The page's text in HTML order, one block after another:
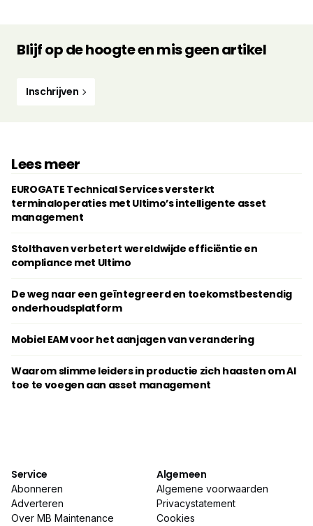
Blijf op de hoogte en mis geen artikel
Inschrijven
Lees meer
EUROGATE Technical Services versterkt
terminaloperaties met Ultimo’s intelligente asset
management
Stolthaven verbetert wereldwijde efficiëntie en
compliance met Ultimo
De weg naar een geïntegreerd en toekomstbestendig
onderhoudsplatform
Mobiel EAM voor het aanjagen van verandering
Waarom slimme leiders in productie zich haasten om AI
toe te voegen aan asset management
Service
Abonneren
Adverteren
Over MB Maintenance
Algemeen
Algemene voorwaarden
Privacystatement
Cookies